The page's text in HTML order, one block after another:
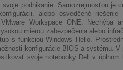
podnikanie. Samozrejmosťou je
alebo osvedčené riešenie
Workspace ONE. Nechýba
mierou zabezpečenia alebo
s funkciou Windows Hello.
konfigurácie BIOS a systému. V
svoje notebooky Dell v